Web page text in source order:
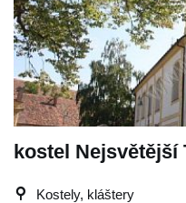
kostel Nejsvětější
Kostely, kláštery